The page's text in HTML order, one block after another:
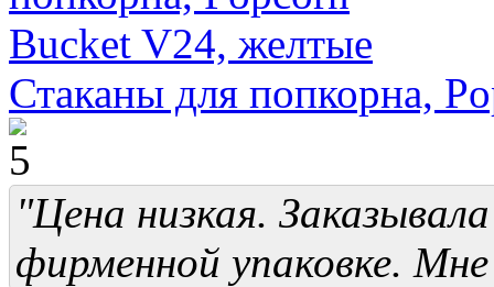
Стаканы для попкорна,
"Цена низкая.
фирменной упаковке.